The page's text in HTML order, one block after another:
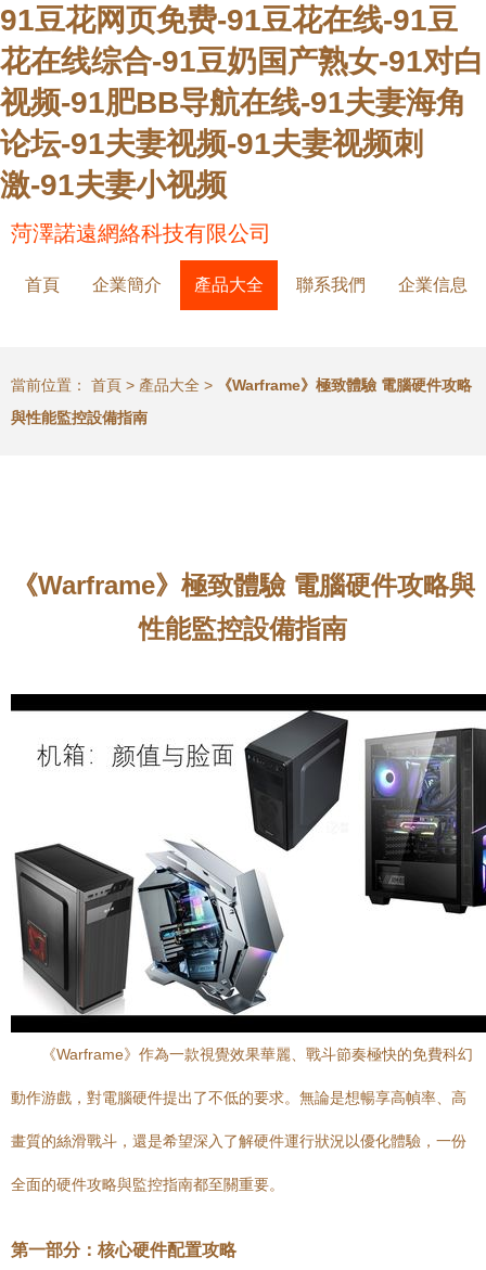
91豆花网页免费-91豆花在线-91豆
花在线综合-91豆奶国产熟女-91对白
视频-91肥BB导航在线-91夫妻海角
论坛-91夫妻视频-91夫妻视频刺
激-91夫妻小视频
菏澤諾遠網絡科技有限公司
首頁 企業簡介 產品大全 聯系我們 企業信息
當前位置： 首頁 > 產品大全 >
《Warframe》極致體驗 電腦硬件攻略
與性能監控設備指南
《Warframe》極致體驗 電腦硬件攻略與
性能監控設備指南
《Warframe》作為一款視覺效果華麗、戰斗節奏極快的免費科幻
動作游戲，對電腦硬件提出了不低的要求。無論是想暢享高幀率、高
畫質的絲滑戰斗，還是希望深入了解硬件運行狀況以優化體驗，一份
全面的硬件攻略與監控指南都至關重要。
第一部分：核心硬件配置攻略